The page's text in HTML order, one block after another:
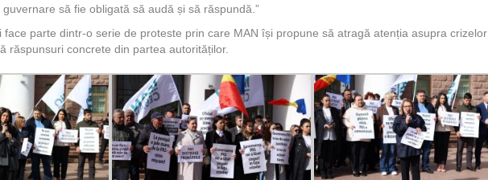
să fie obligată să audă și să răspundă.”
face parte dintr-o serie de proteste prin care MAN își propune să atragă atenția asupra crizelor
răspunsuri concrete din partea autorităților.